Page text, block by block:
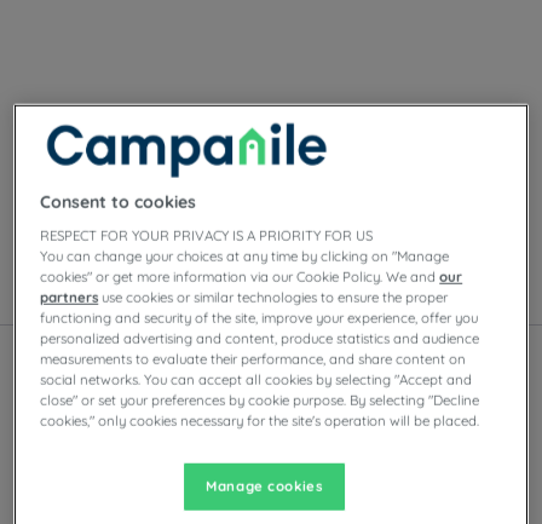
Onze hotels in Rennes
Geniet van het comfort van Campanile-kamers in
Rennes. Afhankelijk van het hotel vindt u
privéparkeergelegenheid, vergaderzalen, restaurants
met zelfbedieningsbuffetten of à-la-carte-gerechten,
evenals avondentertainment.
Lijst Kaart
Consent to cookies
RESPECT FOR YOUR PRIVACY IS A PRIORITY FOR US
You can change your choices at any time by clicking on "Manage
cookies" or get more information via our Cookie Policy. We andour
partners use cookies or similar technologies to ensure the proper
functioning and security of the site, improve your experience, offer you
personalized advertising and content, produce statistics and audience
measurements to evaluate their performance, and share content on
social networks. You can accept all cookies by selecting "Accept and
close" or set your preferences by cookie purpose. By selecting "Decline
cookies," only cookies necessary for the site's operation will be placed.
Manage cookies